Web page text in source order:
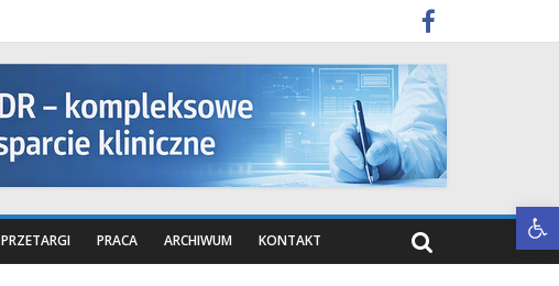
Otwórz pasek narzędzi
PRZETARGI PRACA ARCHIWUM KONTAKT